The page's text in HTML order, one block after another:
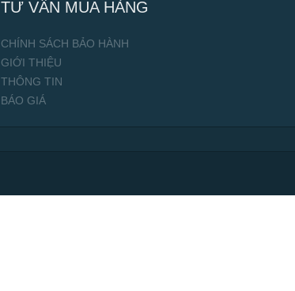
TƯ VẤN MUA HÀNG
CHÍNH SÁCH BẢO HÀNH
GIỚI THIỆU
THÔNG TIN
BÁO GIÁ